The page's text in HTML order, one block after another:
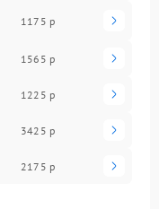
1175 р
1565 р
1225 р
3425 р
2175 р